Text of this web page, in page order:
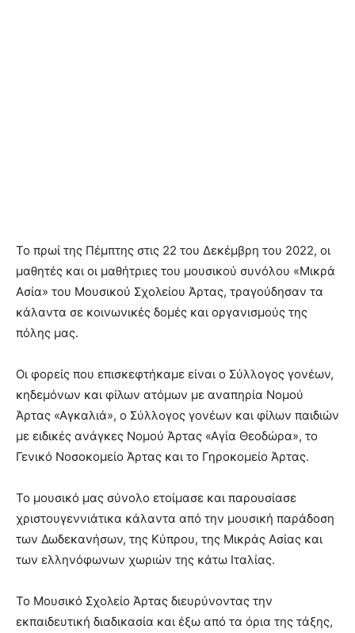
Το πρωί της Πέμπτης στις 22 του Δεκέμβρη του 2022, οι
μαθητές και οι μαθήτριες του μουσικού συνόλου «Μικρά
Ασία» του Μουσικού Σχολείου Άρτας, τραγούδησαν τα
κάλαντα σε κοινωνικές δομές και οργανισμούς της
πόλης μας.
Οι φορείς που επισκεφτήκαμε είναι ο Σύλλογος γονέων,
κηδεμόνων και φίλων ατόμων με αναπηρία Νομού
Άρτας «Αγκαλιά», ο Σύλλογος γονέων και φίλων παιδιών
με ειδικές ανάγκες Νομού Άρτας «Αγία Θεοδώρα», το
Γενικό Νοσοκομείο Άρτας και το Γηροκομείο Άρτας.
Το μουσικό μας σύνολο ετοίμασε και παρουσίασε
χριστουγεννιάτικα κάλαντα από την μουσική παράδοση
των Δωδεκανήσων, της Κύπρου, της Μικράς Ασίας και
των ελληνόφωνων χωριών της κάτω Ιταλίας.
Το Μουσικό Σχολείο Άρτας διευρύνοντας την
εκπαιδευτική διαδικασία και έξω από τα όρια της τάξης,